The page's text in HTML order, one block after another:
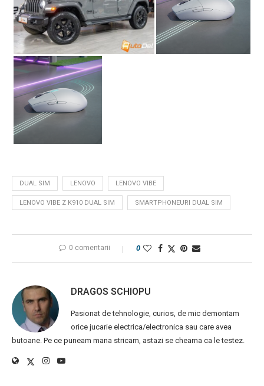
DUAL SIM LENOVO LENOVO VIBE
LENOVO VIBE Z K910 DUAL SIM SMARTPHONEURI DUAL SIM
0 comentarii 0
DRAGOS SCHIOPU
Pasionat de tehnologie, curios, de mic demontam
orice jucarie electrica/electronica sau care avea
butoane. Pe ce puneam mana stricam, astazi se cheama ca le testez.